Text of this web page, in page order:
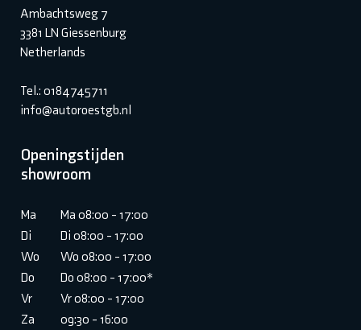
Ambachtsweg 7
3381 LN Giessenburg
Netherlands
Tel.: 0184745711
info@autoroestgb.nl
Openingstijden
showroom
Ma
Ma 08:00 - 17:00
Di
Di 08:00 - 17:00
Wo
Wo 08:00 - 17:00
Do
Do 08:00 - 17:00*
Vr
Vr 08:00 - 17:00
Za
09:30 - 16:00